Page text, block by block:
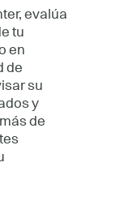
evalúa
tu
en
de
su
y
de